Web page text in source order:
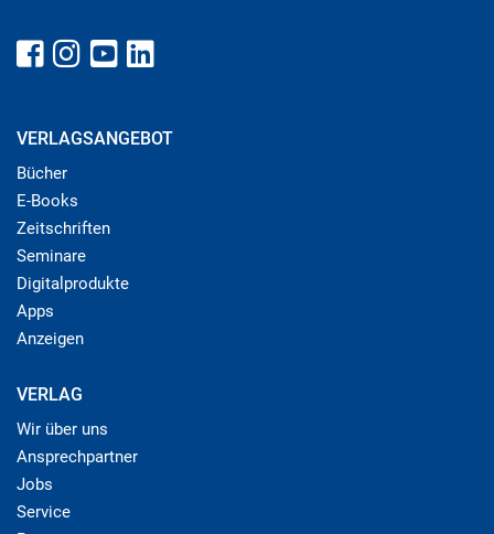
VERLAGSANGEBOT
Bücher
E-Books
Zeitschriften
Seminare
Digitalprodukte
Apps
Anzeigen
VERLAG
Wir über uns
Ansprechpartner
Jobs
Service